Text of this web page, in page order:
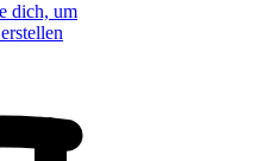
dich, um